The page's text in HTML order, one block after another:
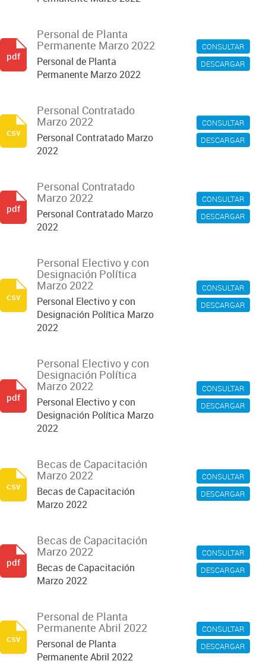
CONSULTAR
DESCARGAR
Personal de Planta
Permanente Marzo 2022
Personal de Planta
Permanente Marzo 2022
pdf
CONSULTAR
DESCARGAR
Personal Contratado
Marzo 2022
Personal Contratado Marzo
2022
csv
CONSULTAR
DESCARGAR
Personal Contratado
Marzo 2022
Personal Contratado Marzo
2022
pdf
CONSULTAR
DESCARGAR
Personal Electivo y con
Designación Política
Marzo 2022
Personal Electivo y con
Designación Política Marzo
2022
csv
CONSULTAR
DESCARGAR
Personal Electivo y con
Designación Política
Marzo 2022
Personal Electivo y con
Designación Política Marzo
2022
pdf
CONSULTAR
DESCARGAR
Becas de Capacitación
Marzo 2022
Becas de Capacitación
Marzo 2022
csv
CONSULTAR
DESCARGAR
Becas de Capacitación
Marzo 2022
Becas de Capacitación
Marzo 2022
pdf
CONSULTAR
DESCARGAR
Personal de Planta
Permanente Abril 2022
Personal de Planta
Permanente Abril 2022
csv